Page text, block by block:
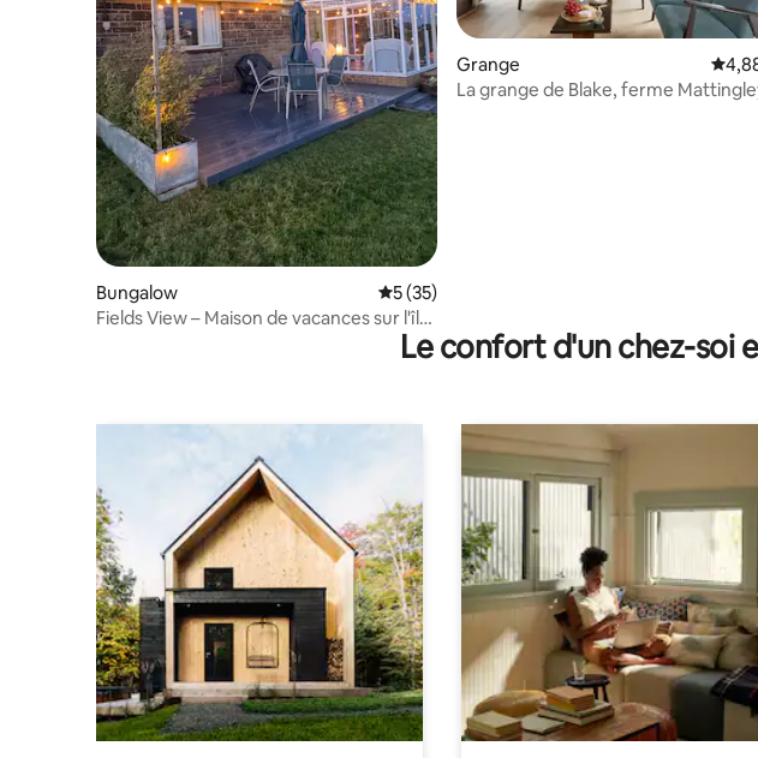
Bungalow Évaluation moyenne sur la base de 35
5 (35)
Fields View – Maison de vacances sur l'île
Grange
La grange de Blake, ferme
Le confort d'un chez-soi